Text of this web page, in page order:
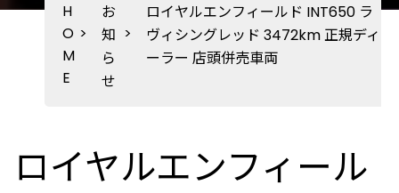
H
O
M
E
>
お
知
ら
せ
>
ロイヤルエンフィールド INT650 ラ
ヴィシングレッド 3472km 正規ディ
ーラー 店頭併売車両
ロイヤルエンフィール